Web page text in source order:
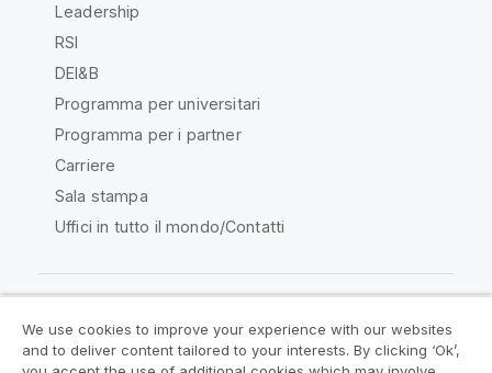
Leadership
RSI
DEI&B
Programma per universitari
Programma per i partner
Carriere
Sala stampa
Uffici in tutto il mondo/Contatti
Qlik Community
We use cookies to improve your experience with our websites
and to deliver content tailored to your interests. By clicking ‘Ok’,